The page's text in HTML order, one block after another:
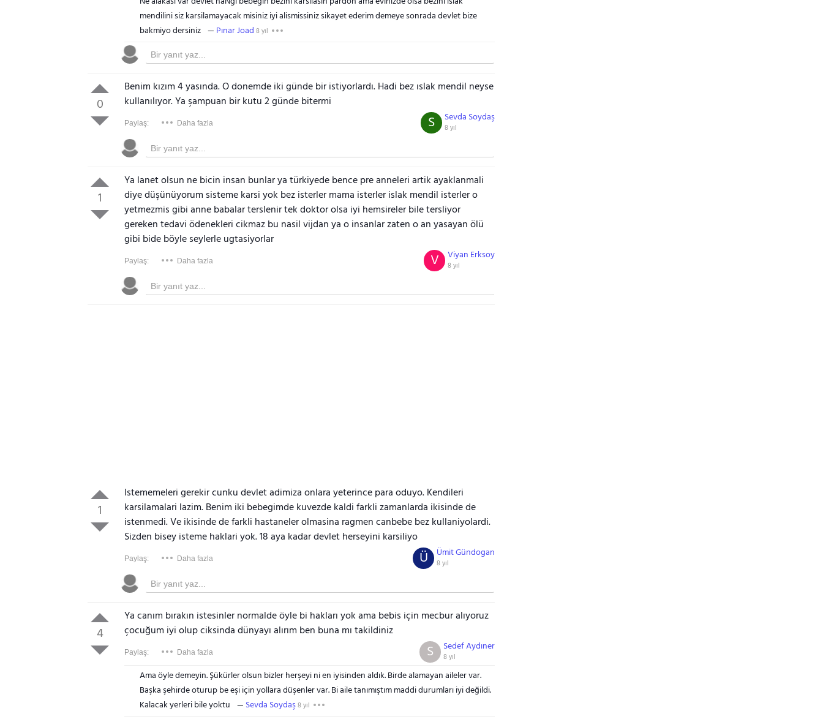
mendilini siz karsilamayacak misiniz iyi alismissiniz sikayet ederim demeye sonrada devlet bize
bakmiyo dersiniz
Pınar Joad 8 yıl
0
Benim kızım 4 yasında. O donemde iki günde bir istiyorlardı. Hadi bez ıslak mendil neyse
kullanılıyor. Ya şampuan bir kutu 2 günde bitermi
Paylaş: Daha fazla Sevda Soydaş
8 yıl
S
1
Ya lanet olsun ne bicin insan bunlar ya türkiyede bence pre anneleri artik ayaklanmali
diye düşünüyorum sisteme karsi yok bez isterler mama isterler islak mendil isterler o
yetmezmis gibi anne babalar terslenir tek doktor olsa iyi hemsireler bile tersliyor
gereken tedavi ödenekleri cikmaz bu nasil vijdan ya o insanlar zaten o an yasayan ölü
gibi bide böyle seylerle ugtasiyorlar
Paylaş: Daha fazla Viyan Erksoy
8 yıl
V
1
Istememeleri gerekir cunku devlet adimiza onlara yeterince para oduyo. Kendileri
karsilamalari lazim. Benim iki bebegimde kuvezde kaldi farkli zamanlarda ikisinde de
istenmedi. Ve ikisinde de farkli hastaneler olmasina ragmen canbebe bez kullaniyolardi.
Sizden bisey isteme haklari yok. 18 aya kadar devlet herseyini karsiliyo
Paylaş: Daha fazla Ümit Gündogan
8 yıl
Ü
4
Ya canım bırakın istesinler normalde öyle bi hakları yok ama bebis için mecbur alıyoruz
çocuğum iyi olup ciksinda dünyayı alırım ben buna mı takildiniz
Paylaş: Daha fazla Sedef Aydıner
8 yıl
S
Ama öyle demeyin. Şükürler olsun bizler herşeyi ni en iyisinden aldık. Birde alamayan aileler var.
Başka şehirde oturup be eşi için yollara düşenler var. Bi aile tanımıştım maddi durumları iyi değildi.
Kalacak yerleri bile yoktu
Sevda Soydaş8 yıl